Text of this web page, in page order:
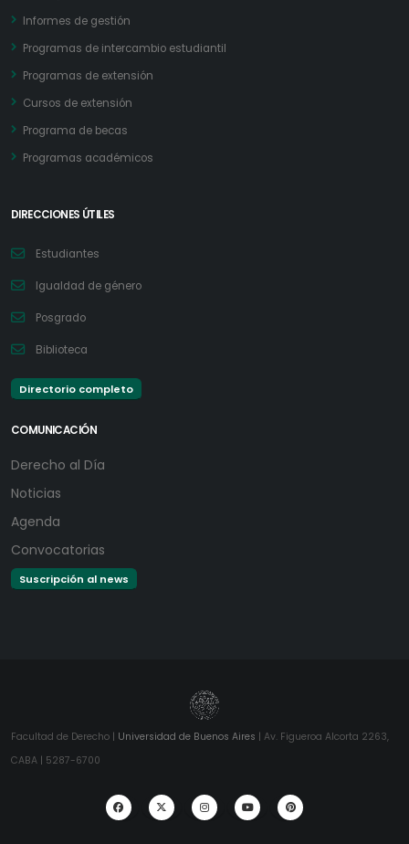
Informes de gestión
Programas de intercambio estudiantil
Programas de extensión
Cursos de extensión
Programa de becas
Programas académicos
DIRECCIONES ÚTILES
Estudiantes
Igualdad de género
Posgrado
Biblioteca
Directorio completo
COMUNICACIÓN
Derecho al Día
Noticias
Agenda
Convocatorias
Suscripción al news
Facultad de Derecho | Universidad de Buenos Aires | Av. Figueroa Alcorta 2263,
CABA | 5287-6700